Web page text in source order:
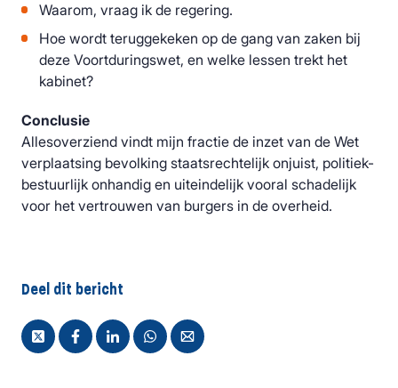
Waarom, vraag ik de regering.
Hoe wordt teruggekeken op de gang van zaken bij
deze Voortduringswet, en welke lessen trekt het
kabinet?
Conclusie
Allesoverziend vindt mijn fractie de inzet van de Wet
verplaatsing bevolking staatsrechtelijk onjuist, politiek-
bestuurlijk onhandig en uiteindelijk vooral schadelijk
voor het vertrouwen van burgers in de overheid.
Deel dit bericht